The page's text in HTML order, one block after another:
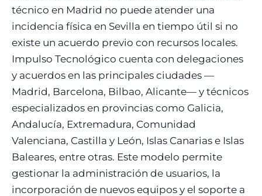
técnico en Madrid no puede atender una
incidencia física en Sevilla en tiempo útil si no
existe un acuerdo previo con recursos locales.
Impulso Tecnológico cuenta con delegaciones
y acuerdos en las principales ciudades —
Madrid, Barcelona, Bilbao, Alicante— y técnicos
especializados en provincias como Galicia,
Andalucía, Extremadura, Comunidad
Valenciana, Castilla y León, Islas Canarias e Islas
Baleares, entre otras. Este modelo permite
gestionar la administración de usuarios, la
incorporación de nuevos equipos y el soporte a